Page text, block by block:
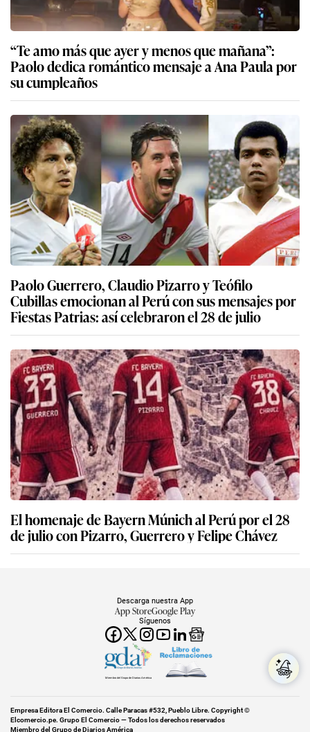
“Te amo más que ayer y menos que mañana”:
Paolo dedica romántico mensaje a Ana Paula por
su cumpleaños
Paolo Guerrero, Claudio Pizarro y Teófilo
Cubillas emocionan al Perú con sus mensajes por
Fiestas Patrias: así celebraron el 28 de julio
El homenaje de Bayern Múnich al Perú por el 28
de julio con Pizarro, Guerrero y Felipe Chávez
Síguenos
Descarga nuestra App
App StoreGoogle Play
Miembro del Grupo de Diarios América
Empresa Editora El Comercio. Calle Paracas #532, Pueblo Libre. Copyright ©
Elcomercio.pe. Grupo El Comercio — Todos los derechos reservados
Miembro del Grupo de Diarios América